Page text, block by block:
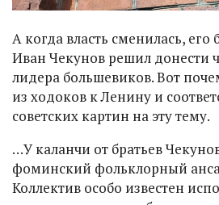
А когда власть сменилась, его
Иван Чекунов решил донести
лидера большевиков. Вот
из ходоков к Ленину и
советских картин на эту тему.
…У каланчи от братьев
фоминский фольклорный
Коллектив особо известен